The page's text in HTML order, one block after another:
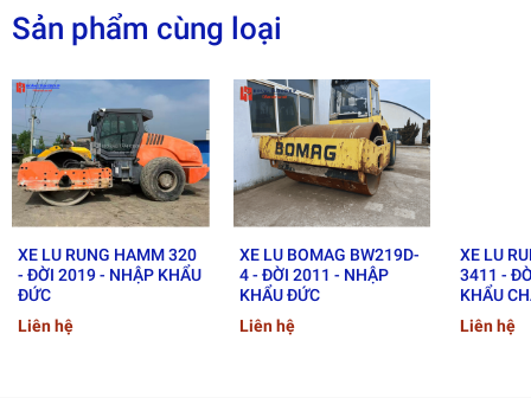
Số xi-lanh: 4
Dung tích:5.123 L
Công suất:132 kW tại 2.000 rpm
Mô-men xoắn:654 Nm tại 1.600 rpm
2. Hệ thống thủy lực
Bơm chính: 2 bơm biến thiên + 1 bơm bánh răng
Lưu lượng:
Sản phẩm cùng loại
XE LU RUNG HAMM 320
- ĐỜI 2019 - NHẬP KHẨU
ĐỨC
Liên hệ
XE LU BOMAG BW219D-
4 - ĐỜI 2011 - NHẬP
KHẨU ĐỨC
Liên hệ
XE LU
3411 -
KHẨU
Liên hệ